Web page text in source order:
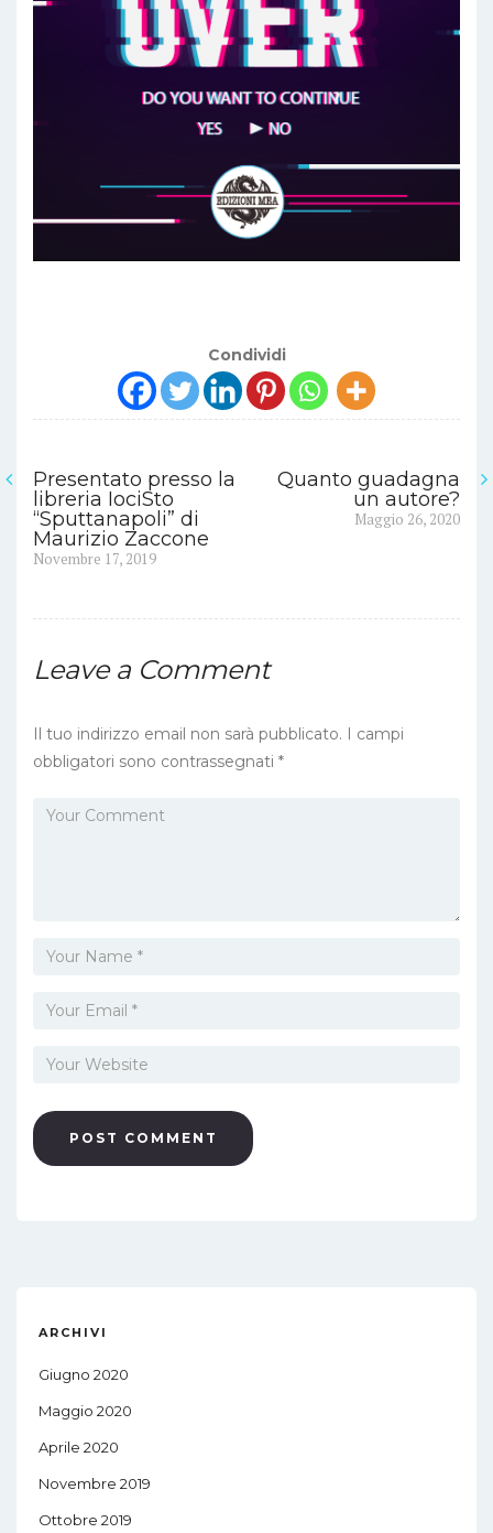
Condividi
Navigazione
articoli
Presentato presso la
libreria IociSto
“Sputtanapoli” di
Maurizio Zaccone
Previous
Novembre 17, 2019
Quanto guadagna
un autore?
Maggio 26, 2020
Leave a Comment
Il tuo indirizzo email non sarà pubblicato.
I campi
obbligatori sono contrassegnati *
ARCHIVI
Giugno 2020
Maggio 2020
Aprile 2020
Novembre 2019
Ottobre 2019